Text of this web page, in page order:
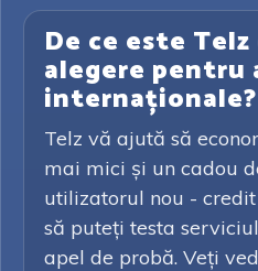
De ce este
alegere pentru
internaționale?
Telz vă ajută să
mai mici și un cadou
utilizatorul nou -
să puteți testa
apel de probă. Veți